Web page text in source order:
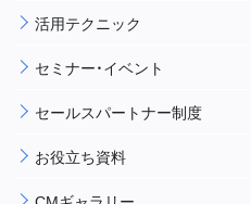
活用テクニック
セミナー・イベント
セールスパートナー制度
お役立ち資料